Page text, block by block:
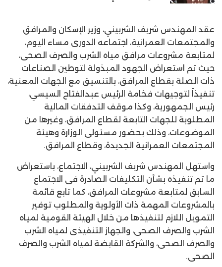
عقد المهندس شريف الشربيني، وزير الإسكان والمرافق
والمجتمعات العمرانية، اجتماعه الدورى مساء اليوم،
لمتابعة مشروعات مرافق مياه الشرب والصرف الصحى،
حيث تم استعراض الجهود المبذولة لتوطين الصناعات
ذات الصلة بقطاع المرافق، بالتنسيق مع الجهات المعنية،
تنفيذاً لتوجيهات فخامة الرئيس عبدالفتاح السيسي،
رئيس الجمهورية، وكذا موقف التدفقات المالية
المطلوبة للجهات التابعة لقطاع المرافق، وغيرها من
الموضوعات، وذلك بحضور مسئولى الوزارة وهيئة
المجتمعات العمرانية الجديدة، وقطاع المرافق.
واستهل المهندس شريف الشربيني، الاجتماع، باستعراض
ما تم تنفيذه بشأن التكليفات الصادرة فى الاجتماع
السابق لمتابعة مشروعات المرافق، كما تابع قائمة
بالمشروعات المهمة ذات الأولوية والمطلوب توفير
التمويل اللازم لتنفيذها من خلال الهيئة القومية لمياه
الشرب والصرف الصحى، والجهاز التنفيذى لمياه الشرب
والصرف الصحى، والشركة القابضة لمياه الشرب والصرف
الصحى.